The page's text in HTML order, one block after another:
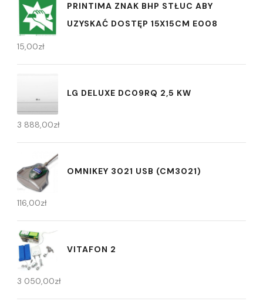
PRINTIMA ZNAK BHP STŁUC ABY
UZYSKAĆ DOSTĘP 15X15CM E008
15,00zł
LG DELUXE DC09RQ 2,5 KW
3 888,00zł
OMNIKEY 3021 USB (CM3021)
116,00zł
VITAFON 2
3 050,00zł